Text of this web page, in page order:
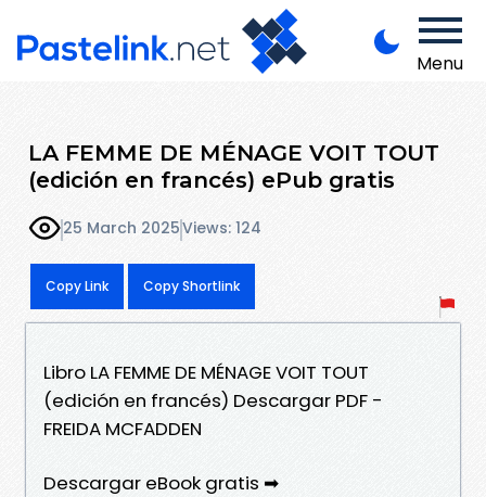
Menu
LA FEMME DE MÉNAGE VOIT TOUT
(edición en francés) ePub gratis
25 March 2025Views: 124
Copy Link Copy Shortlink
Libro LA FEMME DE MÉNAGE VOIT TOUT
(edición en francés) Descargar PDF -
FREIDA MCFADDEN
Descargar eBook gratis ➡